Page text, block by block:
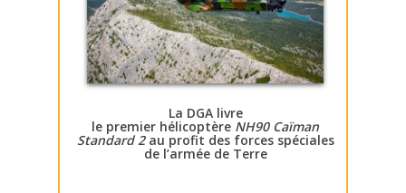
La DGA livre
le premier hélicoptère NH90 Caïman
Standard 2au profit des forces spéciales
de l’armée de Terre